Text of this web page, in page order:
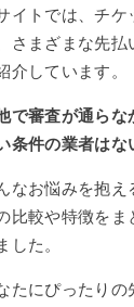
イトでは、チケ
さまざまな先払
介しています。
他で審査が通ら
条件の業者はな
なお悩みを抱
比較や特徴を
した。
たにぴったりの